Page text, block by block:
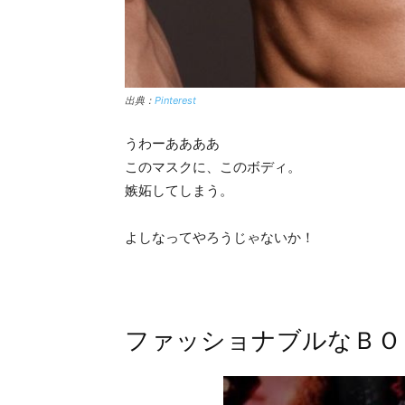
出典： Pinterest
うわーああああ
このマスクに、このボディ。
嫉妬してしまう。
よしなってやろうじゃないか！
ファッショナブルなＢ